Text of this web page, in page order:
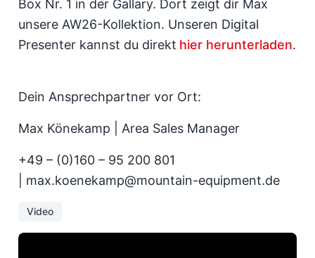
Box Nr. 1 in der Gallary. Dort zeigt dir Max
unsere AW26-Kollektion. Unseren Digital
Presenter kannst du direkt hier herunterladen.
Dein Ansprechpartner vor Ort:
Max Könekamp | Area Sales Manager
+49 – (0)160 – 95 200 801
| max.koenekamp@mountain-equipment.de
Video